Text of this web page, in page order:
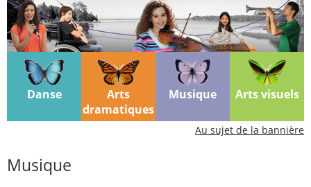
Danse
Arts
dramatiques
Musique Arts visuels
Au sujet de la bannière
Musique